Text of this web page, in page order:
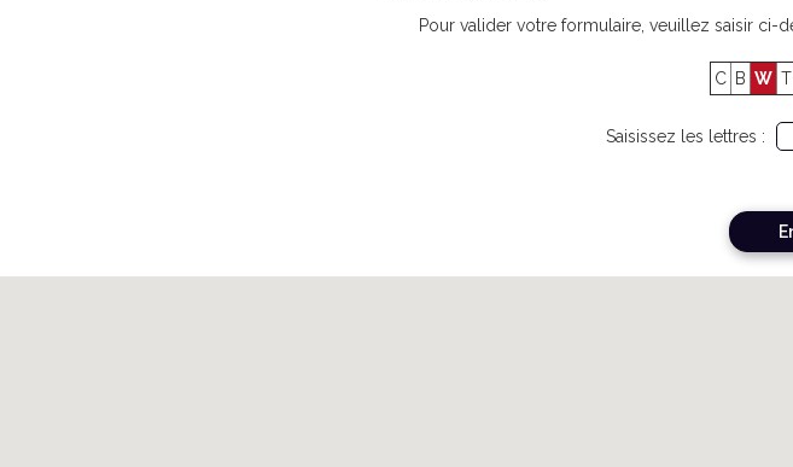
Pour valider votre formulaire, veuillez saisir
C B W T
Saisissez les lettres :